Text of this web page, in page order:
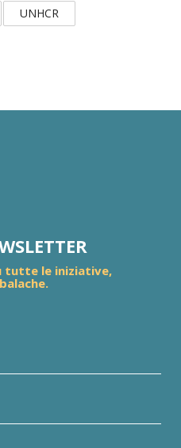
UNHCR
tutte le iniziative,